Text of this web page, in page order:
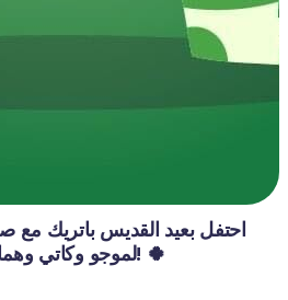
لموجو وكاتي وهما يشعران بالحظ الأيرلندي! 🍀